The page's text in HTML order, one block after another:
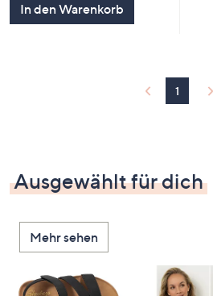
In den Warenkorb
1
Ausgewählt für dich
Mehr sehen